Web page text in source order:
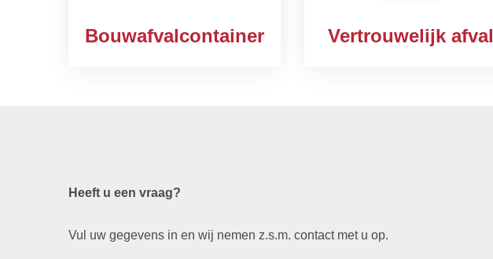
Bouwafvalcontainer Vertrouwelijk afval
Heeft u een vraag?
Vul uw gegevens in en wij nemen z.s.m. contact met u op.